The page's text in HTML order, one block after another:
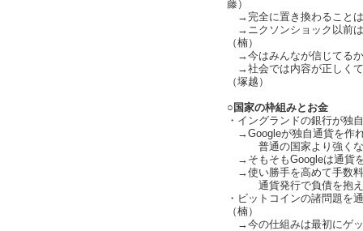
藤）
→完全に置き換わること
→ニクソンショック以前は
（楠）
→今はみんなが信じてる
→社会では内容が正しくて
（塚越）
○国家の枠組みとお金
・イングランドの銀行が独
→Googleが独自通貨を作
普通の国家より強くな
→そもそもGoogleは通貨
→使い勝手を高めて手数
通貨発行で負債を抱え
・ビットコインの諸問題を
（楠）
→今の仕組みは最初にゲッ